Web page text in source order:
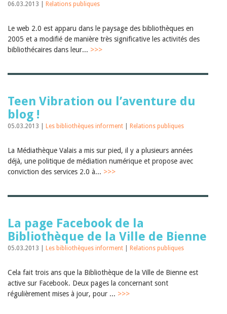
06.03.2013 | Relations publiques
Le web 2.0 est apparu dans le paysage des bibliothèques en
2005 et a modifié de manière très significative les activités des
bibliothécaires dans leur... >>>
Teen Vibration ou l’aventure du
blog !
05.03.2013 | Les bibliothèques informent Relations publiques
La Médiathèque Valais a mis sur pied, il y a plusieurs années
déjà, une politique de médiation numérique et propose avec
conviction des services 2.0 à... >>>
La page Facebook de la
Bibliothèque de la Ville de Bienne
05.03.2013 | Les bibliothèques informent Relations publiques
Cela fait trois ans que la Bibliothèque de la Ville de Bienne est
active sur Facebook. Deux pages la concernant sont
régulièrement mises à jour, pour ... >>>